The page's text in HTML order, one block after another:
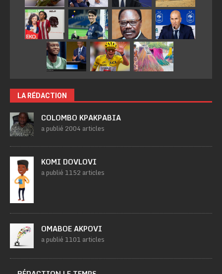
LA RÉDACTION
COLOMBO KPAKPABIA
a publié 2004 articles
KOMI DOVLOVI
a publié 1152 articles
OMABOE AKPOVI
a publié 1101 articles